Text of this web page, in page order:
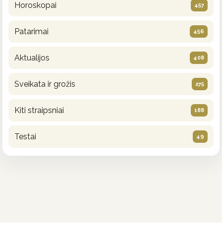
Horoskopai 457
Patarimai 456
Aktualijos 408
Sveikata ir grožis 275
Kiti straipsniai 188
Testai 49